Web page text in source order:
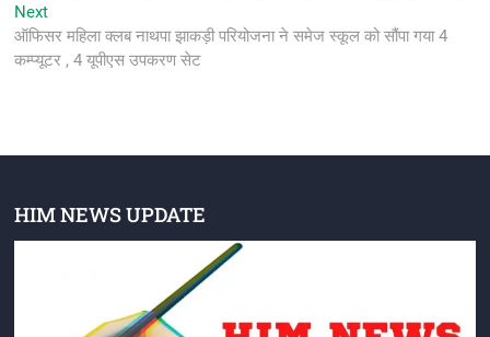
NextNext
post:
ऑफिसर महिला क्लब नाथपा झाकड़ी परियोजना ने समेज स्कूल को सौंपा गया 4
कम्प्यूटर , 4 यूपीएस उपकरण सेट
HIM NEWS UPDATE